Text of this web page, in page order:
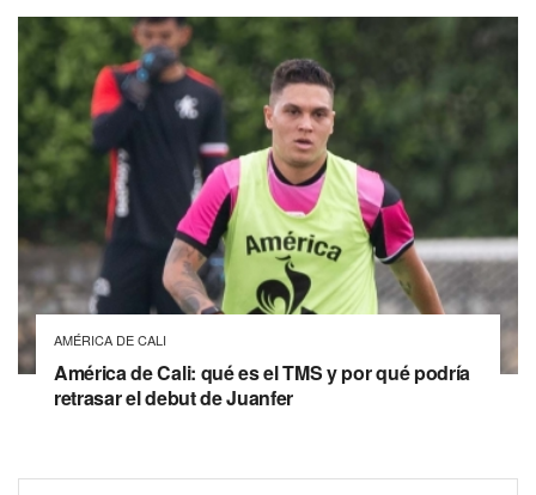
AMÉRICA DE CALI
América de Cali: qué es el TMS y por qué podría
retrasar el debut de Juanfer